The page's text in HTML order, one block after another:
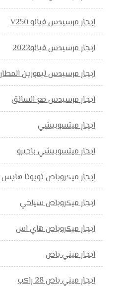
ايجار مرسيدس فيانو V250
ايجار مرسيدس فيانو2022
ايجار مرسيدس ليموزين المطار
ايجار مرسيدس مع السائق
ايجار ميتسوبيشي
ايجار ميتسوبيشي باجيرو
ايجار ميكروباص تويوتا هايس
ايجار ميكروباص سياحي
ايجار ميكروباص هاي اس
ايجار ميني باص
ايجار ميني باص 28 راكب